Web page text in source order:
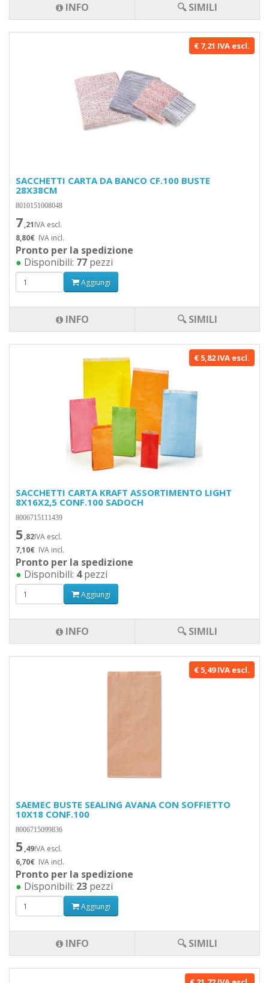
INFO 🔍 SIMILI
€ 7,21 IVA escl.
SACCHETTI CARTA DA BANCO CF.100 BUSTE
28X38CM
8010151008048
7,21IVA escl.
8,80€ IVA incl.
Pronto per la spedizione
● Disponibili: 77 pezzi
Aggiungi
INFO 🔍 SIMILI
€ 5,82 IVA escl.
SACCHETTI CARTA KRAFT ASSORTIMENTO LIGHT
8X16X2,5 CONF.100 SADOCH
8006715111439
5,82IVA escl.
7,10€ IVA incl.
Pronto per la spedizione
● Disponibili: 4pezzi
Aggiungi
INFO 🔍 SIMILI
€ 5,49 IVA escl.
SAEMEC BUSTE SEALING AVANA CON SOFFIETTO
10X18 CONF.100
8006715099836
5,49IVA escl.
6,70€ IVA incl.
Pronto per la spedizione
● Disponibili: 23 pezzi
Aggiungi
INFO 🔍 SIMILI